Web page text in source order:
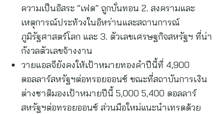
ความเป็นอิสระ “เฟด” ถูกบั่นทอน 2. สงครามและ
เหตุการณ์ประท้วงในอิหร่านและสถานการณ์
ภูมิรัฐศาสตร์โลก และ 3. ตัวเลขเศรษฐกิจสหรัฐฯ ที่น่า
กังวลตัวเลขจ้างงาน
วายแอลจียังคงให้เป้าหมายทองคำปีนี้ที่ 4,900
ดอลลาร์สหรัฐฯต่อทรอยออนซ์ ขณะที่สถาบันการเงิน
ต่างชาติมองเป้าหมายปีนี้ 5,000 5,400 ดอลลาร์
สหรัฐฯต่อทรอยออนซ์ ส่วนมือใหม่แนะนำเทรดด้วย